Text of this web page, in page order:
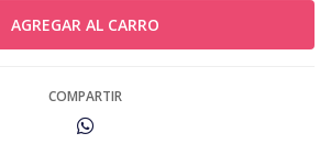
COMPARTIR